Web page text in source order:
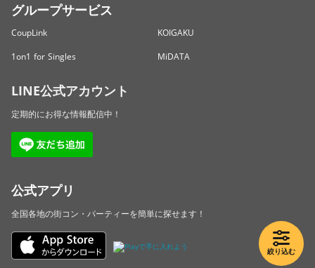
絞り込む
グループサービス
CoupLink
KOIGAKU
1on1 for Singles
MiDATA
LINE公式アカウント
定期的にお得な情報配信中！
公式アプリ
全国各地の街コン・パーティーを簡単に探せます！